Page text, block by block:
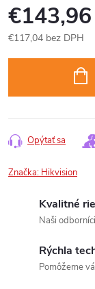
€143,96
€117,04 bez DPH
Opýtať sa
Značka: Hikvision
Kvalitné
Naši
Rýchla
Pomôžeme